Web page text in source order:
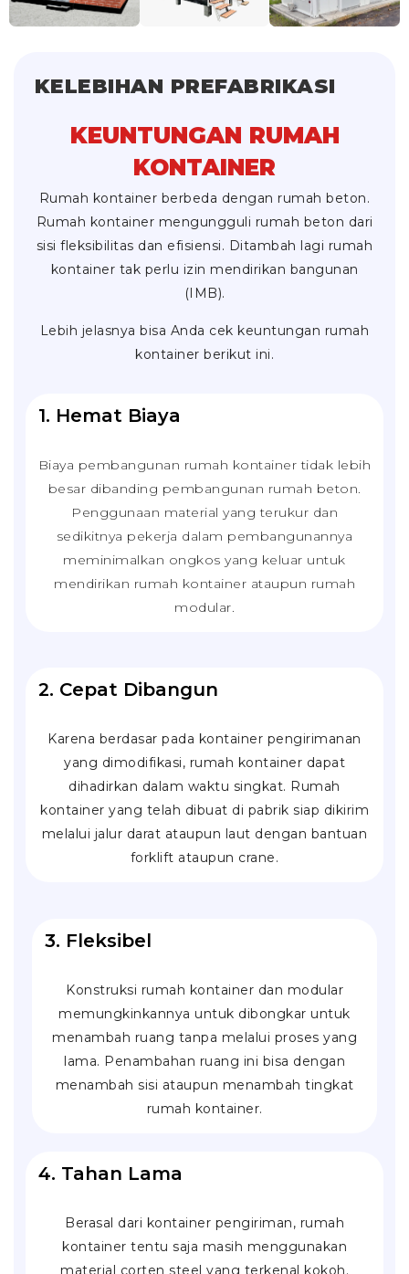
KELEBIHAN PREFABRIKASI
KEUNTUNGAN RUMAH
KONTAINER
Rumah kontainer berbeda dengan rumah beton.
Rumah kontainer mengungguli rumah beton dari
sisi fleksibilitas dan efisiensi. Ditambah lagi rumah
kontainer tak perlu izin mendirikan bangunan
(IMB).
Lebih jelasnya bisa Anda cek keuntungan rumah
kontainer berikut ini.
1. Hemat Biaya
Biaya pembangunan rumah kontainer tidak lebih
besar dibanding pembangunan rumah beton.
Penggunaan material yang terukur dan
sedikitnya pekerja dalam pembangunannya
meminimalkan ongkos yang keluar untuk
mendirikan rumah kontainer ataupun rumah
modular.
2. Cepat Dibangun
Karena berdasar pada kontainer pengirimanan
yang dimodifikasi, rumah kontainer dapat
dihadirkan dalam waktu singkat. Rumah
kontainer yang telah dibuat di pabrik siap dikirim
melalui jalur darat ataupun laut dengan bantuan
forklift ataupun crane.
3. Fleksibel
Konstruksi rumah kontainer dan modular
memungkinkannya untuk dibongkar untuk
menambah ruang tanpa melalui proses yang
lama. Penambahan ruang ini bisa dengan
menambah sisi ataupun menambah tingkat
rumah kontainer.
4. Tahan Lama
Berasal dari kontainer pengiriman, rumah
kontainer tentu saja masih menggunakan
material corten steel yang terkenal kokoh.